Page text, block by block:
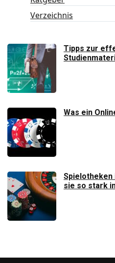
Verzeichnis
Tipps zur
Was ein
Spielotheken
sie so stark